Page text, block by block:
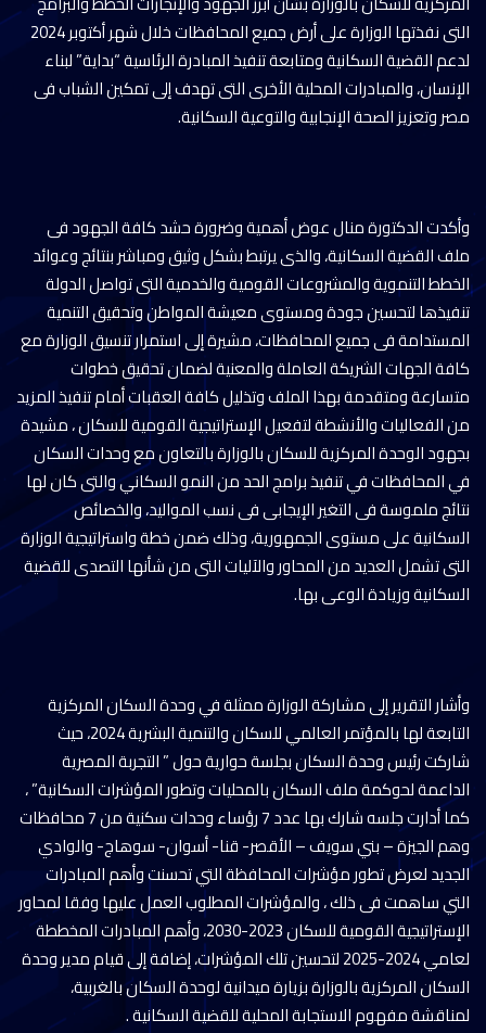
التى نفذتها الوزارة على أرض جميع المحافظات خلال شهر أكتوبر 2024
لدعم القضية السكانية ومتابعة تنفيذ المبادرة الرئاسية “بداية” لبناء
الإنسان، والمبادرات المحلية الأخرى التى تهدف إلى تمكين الشباب فى
مصر وتعزيز الصحة الإنجابية والتوعية السكانية.
وأكدت الدكتورة منال عوض أهمية وضرورة حشد كافة الجهود فى
ملف القضية السكانية، والذى يرتبط بشكل وثيق ومباشر بنتائج وعوائد
الخطط التنموية والمشروعات القومية والخدمية التى تواصل الدولة
تنفيذها لتحسين جودة ومستوى معيشة المواطن وتحقيق التنمية
المستدامة فى جميع المحافظات، مشيرة إلى استمرار تنسيق الوزارة مع
كافة الجهات الشريكة العاملة والمعنية لضمان تحقيق خطوات
متسارعة ومتقدمة بهذا الملف وتذليل كافة العقبات أمام تنفيذ المزيد
من الفعاليات والأنشطة لتفعيل الإستراتيجية القومية للسكان ، مشيدة
بجهود الوحدة المركزية للسكان بالوزارة بالتعاون مع وحدات السكان
في المحافظات في تنفيذ برامج الحد من النمو السكاني والتى كان لها
نتائج ملموسة فى التغير الإيجابى فى نسب المواليد، والخصائص
السكانية على مستوى الجمهورية، وذلك ضمن خطة واستراتيجية الوزارة
التى تشمل العديد من المحاور والآليات التى من شأنها التصدى للقضية
السكانية وزيادة الوعى بها.
وأشار التقرير إلى مشاركة الوزارة ممثلة في وحدة السكان المركزية
التابعة لها بالمؤتمر العالمي للسكان والتنمية البشرية 2024، حيث
شاركت رئيس وحدة السكان بجلسة حوارية حول ” التجربة المصرية
الداعمة لحوكمة ملف السكان بالمحليات وتطور المؤشرات السكانية” ،
كما أدارت جلسه شارك بها عدد 7 رؤساء وحدات سكنية من 7 محافظات
وهم الجيزة – بني سويف – الأقصر- قنا- أسوان- سوهاج- والوادي
الجديد لعرض تطور مؤشرات المحافظة التي تحسنت وأهم المبادرات
التي ساهمت فى ذلك ، والمؤشرات المطلوب العمل عليها وفقا لمحاور
الإستراتيجية القومية للسكان 2023-2030، وأهم المبادرات المخططة
لعامي 2024-2025 لتحسين تلك المؤشرات، إضافة إلى قيام مدير وحدة
السكان المركزية بالوزارة بزيارة ميدانية لوحدة السكان بالغربية،
لمناقشة مفهوم الاستجابة المحلية للقضية السكانية .